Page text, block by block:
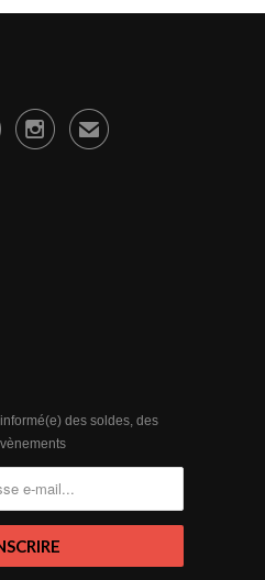
 ✉
des soldes, des